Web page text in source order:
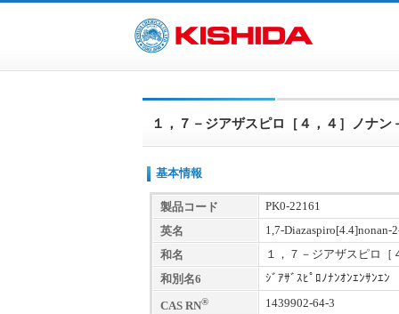
１，７－ジアザスピロ［４，４］ノナン
基本情報
製品コード
PK0-22161
英名
1,7-Diazaspiro[4.4]nonan-
和名
１，７－ジアザスピロ
和別名6
ｼﾞｱｻﾞｽﾋﾟﾛﾉﾅﾝｵﾝｴﾝｻﾝｴﾝ
CAS RN® 1439902-64-3